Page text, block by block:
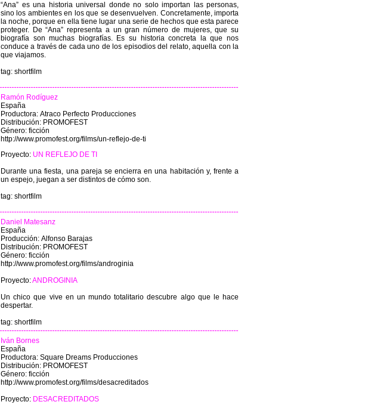
“Ana” es una historia universal donde no solo importan las personas,
sino los ambientes en los que se desenvuelven. Concretamente, importa
la noche, porque en ella tiene lugar una serie de hechos que esta parece
proteger. De “Ana” representa a un gran número de mujeres, que su
biografía son muchas biografías. Es su historia concreta la que nos
conduce a través de cada uno de los episodios del relato, aquella con la
que viajamos.
tag: shortfilm
Ramón Rodíguez
España
Productora: Atraco Perfecto Producciones
Distribución: PROMOFEST
Género: ficción
http://www.promofest.org/films/un-reflejo-de-ti
Proyecto: UN REFLEJO DE TI
Durante una fiesta, una pareja se encierra en una habitación y, frente a
un espejo, juegan a ser distintos de cómo son.
tag: shortfilm
Daniel Matesanz
España
Producción: Alfonso Barajas
Distribución: PROMOFEST
Género: ficción
http://www.promofest.org/films/androginia
Proyecto:ANDROGINIA
Un chico que vive en un mundo totalitario descubre algo que le hace
despertar.
tag: shortfilm
Iván Bornes
España
Productora: Square Dreams Producciones
Distribución: PROMOFEST
Género: ficción
http://www.promofest.org/films/desacreditados
Proyecto: DESACREDITADOS